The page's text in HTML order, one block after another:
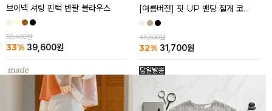
브이넥 셔링 핀턱 반팔 블라우스
59,400원
33% 39,600원
[여름버전] 핏 UP 밴딩 절개 코튼 팬츠
46,500원
32% 31,700원